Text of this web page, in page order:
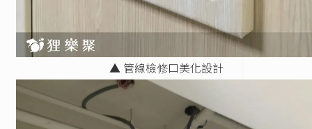
▲ 管線檢修口美化設計